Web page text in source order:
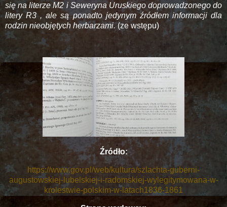
się na literze M2 i Seweryna Uruskiego doprowadzonego do
litery R3 , ale są ponadto jedynym źródłem informacji dla
rodzin nieobjętych herbarzami.(ze wstępu)
Źródło:
https://www.gov.pl/web/kultura/szlachta-guberni-
augustowskiej-lubelskiej-i-radomskiej-wylegitymowana-w-
krolestwie-polskim-w-latach1836-1861